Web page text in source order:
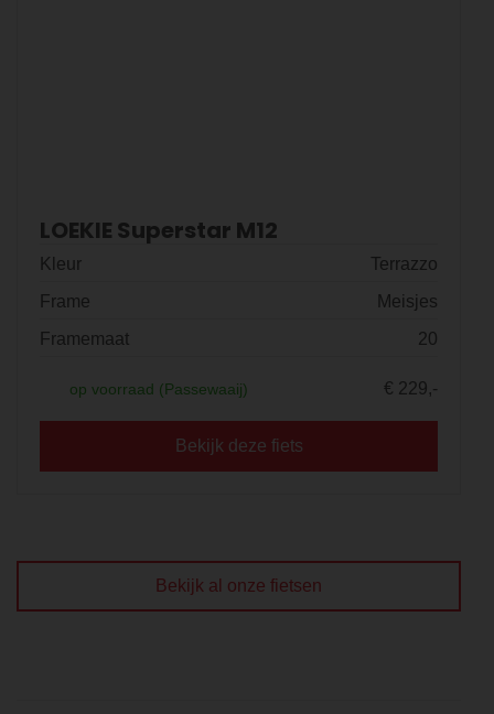
LOEKIE Superstar M12
Kleur
Terrazzo
Frame
Meisjes
Framemaat
20
op voorraad (Passewaaij) € 229,-
Bekijk deze fiets
Bekijk al onze fietsen